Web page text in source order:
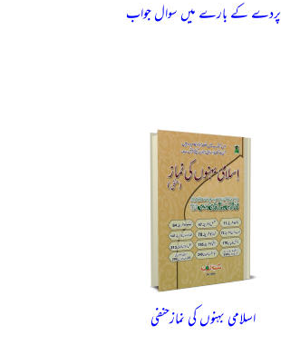
پردے کے بارے میں سوال جواب
اسلامی بہنوں کی نمازحنفی